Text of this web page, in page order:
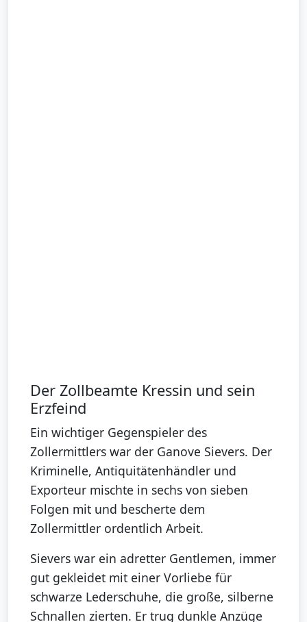
Der Zollbeamte Kressin und sein
Erzfeind
Ein wichtiger Gegenspieler des
Zollermittlers war der Ganove Sievers. Der
Kriminelle, Antiquitätenhändler und
Exporteur mischte in sechs von sieben
Folgen mit und bescherte dem
Zollermittler ordentlich Arbeit.
Sievers war ein adretter Gentlemen, immer
gut gekleidet mit einer Vorliebe für
schwarze Lederschuhe, die große, silberne
Schnallen zierten. Er trug dunkle Anzüge